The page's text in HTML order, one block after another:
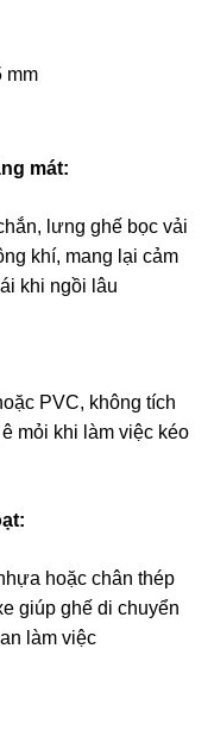
mm
mát:
lưng ghế bọc vải
khí, mang lại cảm
khi ngồi lâu
PVC, không tích
mỏi khi làm việc kéo
hoặc chân thép
giúp ghế di chuyển
làm việc